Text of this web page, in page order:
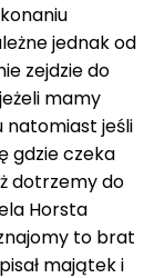
jednak od
zejdzie do
mamy
natomiast jeśli
gdzie czeka
dotrzemy do
Horsta
to brat
majątek i